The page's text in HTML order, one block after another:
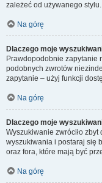
zależeć od używanego stylu.
Na górę
Dlaczego moje
Prawdopodobnie zapytanie
podobnych zwrotów
zapytanie – użyj funkcji
Na górę
Dlaczego moje
Wyszukiwanie zwróciło
wyszukiwania i postaraj się
oraz fora, które mają być
Na górę